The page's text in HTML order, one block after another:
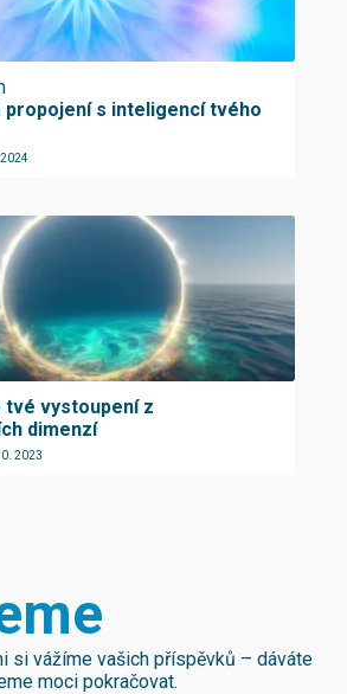
s inteligencí tvého
vystoupení z
dimenzí
2023
si vážíme vašich příspěvků – dáváte
moci pokračovat.